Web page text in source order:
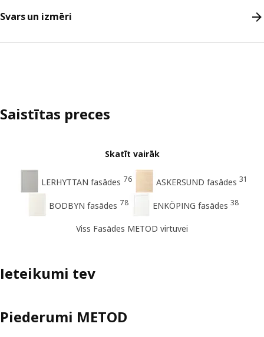
Svars un izmēri
Saistītas preces
Skatīt vairāk
LERHYTTAN fasādes 76 ASKERSUND fasādes 31
BODBYN fasādes 78 ENKÖPING fasādes 38
Viss Fasādes METOD virtuvei
Ieteikumi tev
Piederumi METOD